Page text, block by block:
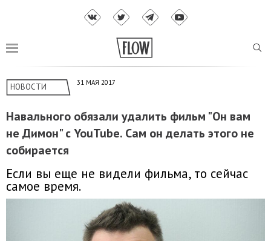
НОВОСТИ 31 МАЯ 2017
Навального обязали удалить фильм "Он вам
не Димон" с YouTube. Сам он делать этого не
собирается
Если вы еще не видели фильма, то сейчас
самое время.